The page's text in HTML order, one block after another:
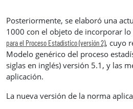
Posteriormente, se elaboró una
1000 con el objeto de incorporar
para el Proceso Estadístico (versión 2), cuyo
Modelo genérico del proceso
siglas en inglés) versión 5.1, y las
aplicación.
La nueva versión de la norma